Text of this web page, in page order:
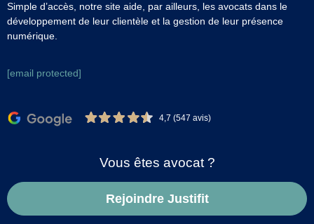
Simple d’accès, notre site aide, par ailleurs, les avocats dans le
développement de leur clientèle et la gestion de leur présence
numérique.
[email protected]
4,7 (547 avis)
Vous êtes avocat ?
Rejoindre Justifit